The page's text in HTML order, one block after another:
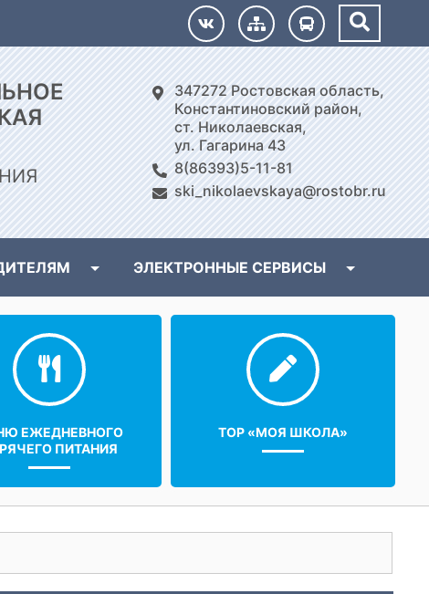
347272 Ростовская область,
Константиновский район,
ст. Николаевская,
ул. Гагарина 43
8(86393)5-11-81
ski_nikolaevskaya@rostobr.ru
ЭЛЕКТРОННЫЕ СЕРВИСЫ
ЕЖЕДНЕВНОГО
ПИТАНИЯ
ТОР «МОЯ ШКОЛА»